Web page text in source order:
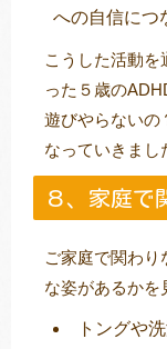
への自信につ
こうした活動
った５歳の
遊びやらないの
なっていきまし
８、家庭で
ご家庭で関わり
な姿があるかを
トングや